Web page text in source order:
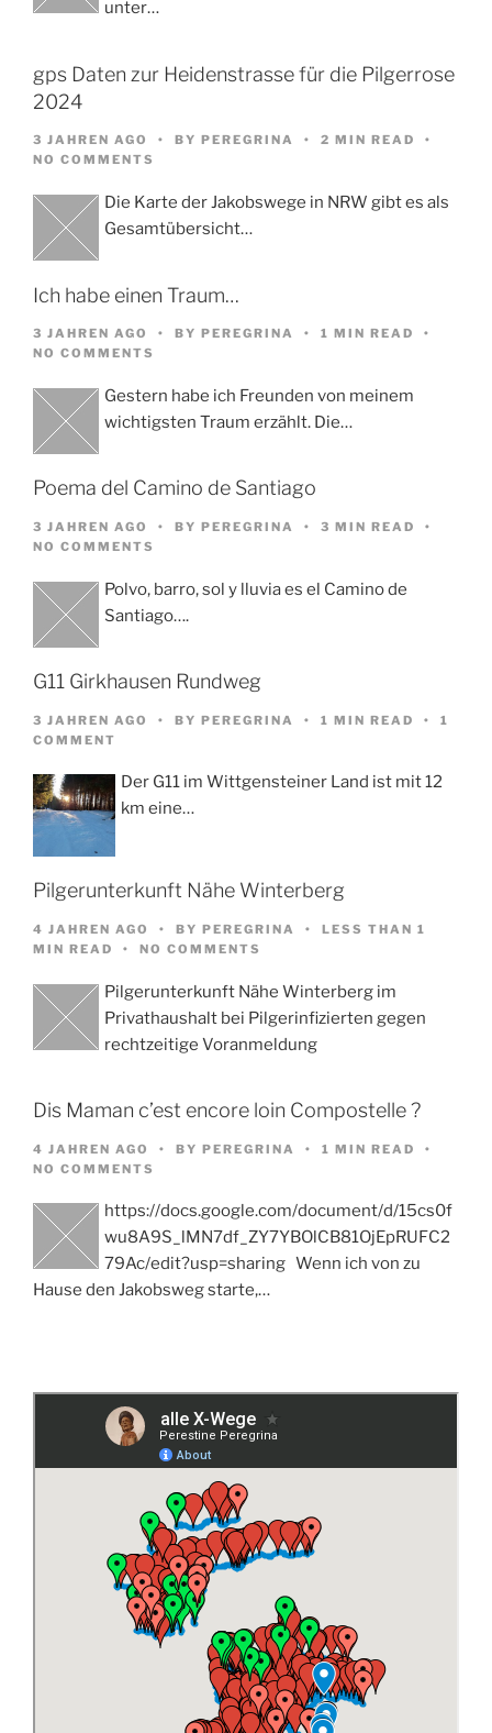
unter…
gps Daten zur Heidenstrasse für die Pilgerrose
2024
3 JAHREN AGO BY PEREGRINA
2 MIN READ
NO COMMENTS
Die Karte der Jakobswege in NRW gibt es als
Gesamtübersicht…
Ich habe einen Traum…
3 JAHREN AGO BY PEREGRINA
1 MIN READ
NO COMMENTS
Gestern habe ich Freunden von meinem
wichtigsten Traum erzählt. Die…
Poema del Camino de Santiago
3 JAHREN AGO BY PEREGRINA
3 MIN READ
NO COMMENTS
Polvo, barro, sol y lluvia es el Camino de
Santiago….
G11 Girkhausen Rundweg
3 JAHREN AGO BY PEREGRINA 1 MIN READ
1
COMMENT
Der G11 im Wittgensteiner Land ist mit 12
km eine…
Pilgerunterkunft Nähe Winterberg
4 JAHREN AGO BY PEREGRINA
LESS THAN 1
MIN READ
NO COMMENTS
Pilgerunterkunft Nähe Winterberg im
Privathaushalt bei Pilgerinfizierten gegen
rechtzeitige Voranmeldung
Dis Maman c’est encore loin Compostelle ?
4 JAHREN AGO BY PEREGRINA
1 MIN READ
NO COMMENTS
https://docs.google.com/document/d/15cs0f
wu8A9S_lMN7df_ZY7YBOlCB81OjEpRUFC2
79Ac/edit?usp=sharing Wenn ich von zu
Hause den Jakobsweg starte,…